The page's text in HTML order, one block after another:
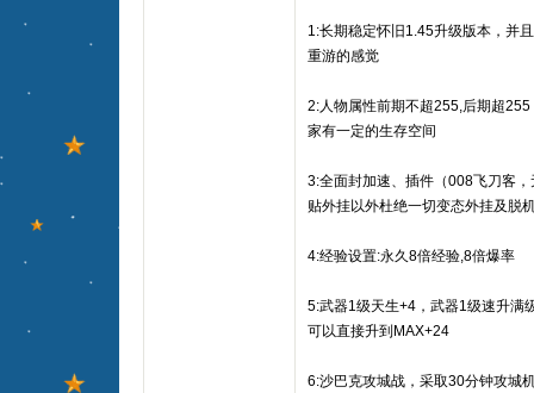
1:长期稳定怀旧1.45升级版本，并
重游的感觉
2:人物属性前期不超255,后期超
家有一定的生存空间
3:全面封加速、插件（008飞刀客
贴外挂以外杜绝一切变态外挂及脱
4:经验设置:永久8倍经验,8倍爆率
5:武器1级天生+4，武器1级速升满
可以直接升到MAX+24
6:沙巴克攻城战，采取30分钟攻城